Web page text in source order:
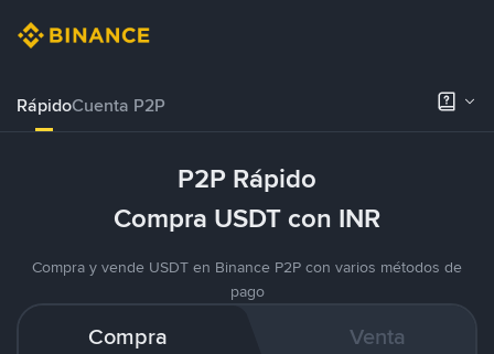
RápidoCuenta P2P
P2P Rápido
Compra USDT con INR
Compra y vende USDT en Binance P2P con varios métodos de
pago
Compra Venta